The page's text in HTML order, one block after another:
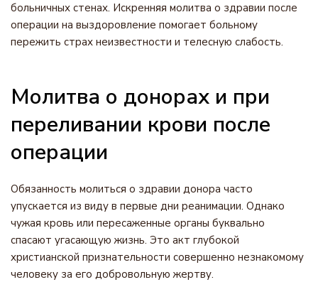
больничных стенах. Искренняя молитва о здравии после
операции на выздоровление помогает больному
пережить страх неизвестности и телесную слабость.
Молитва о донорах и при
переливании крови после
операции
Обязанность молиться о здравии донора часто
упускается из виду в первые дни реанимации. Однако
чужая кровь или пересаженные органы буквально
спасают угасающую жизнь. Это акт глубокой
христианской признательности совершенно незнакомому
человеку за его добровольную жертву.